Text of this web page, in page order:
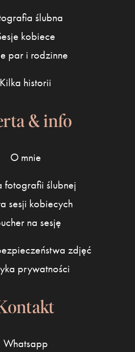
ślubna
kobiece
par i rodzinne
Kilka historii
& info
O mnie
fotografii ślubnej
sesji kobiecych
na sesję
zdjęć
prywatności
Whatsapp